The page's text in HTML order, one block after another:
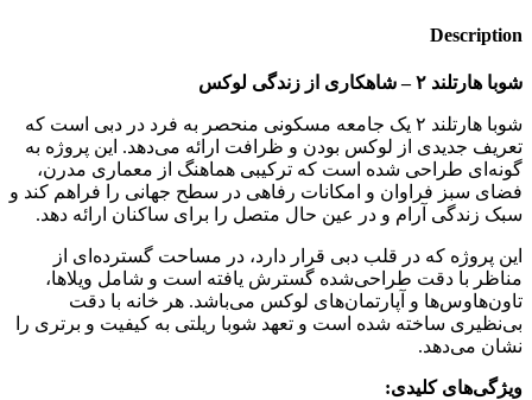
Description
شوبا هارتلند ۲ – شاهکاری از زندگی لوکس
شوبا هارتلند ۲ یک جامعه مسکونی منحصر به فرد در دبی است که
تعریف جدیدی از لوکس بودن و ظرافت ارائه می‌دهد. این پروژه به
گونه‌ای طراحی شده است که ترکیبی هماهنگ از معماری مدرن،
فضای سبز فراوان و امکانات رفاهی در سطح جهانی را فراهم کند و
سبک زندگی آرام و در عین حال متصل را برای ساکنان ارائه دهد.
این پروژه که در قلب دبی قرار دارد، در مساحت گسترده‌ای از
مناظر با دقت طراحی‌شده گسترش یافته است و شامل ویلاها،
تاون‌هاوس‌ها و آپارتمان‌های لوکس می‌باشد. هر خانه با دقت
بی‌نظیری ساخته شده است و تعهد شوبا ریلتی به کیفیت و برتری را
نشان می‌دهد.
ویژگی‌های کلیدی: